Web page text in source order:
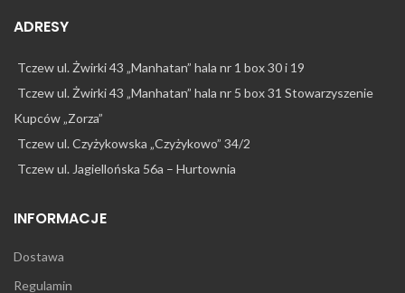
ADRESY
Tczew ul. Żwirki 43 „Manhatan” hala nr 1 box 30 i 19
Tczew ul. Żwirki 43 „Manhatan” hala nr 5 box 31 Stowarzyszenie
Kupców „Zorza”
Tczew ul. Czyżykowska „Czyżykowo” 34/2
Tczew ul. Jagiellońska 56a – Hurtownia
INFORMACJE
Dostawa
Regulamin